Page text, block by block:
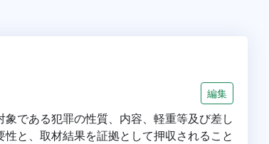
編集
である犯罪の性質、内容、軽重等及び差し
と、取材結果を証拠として押収されること